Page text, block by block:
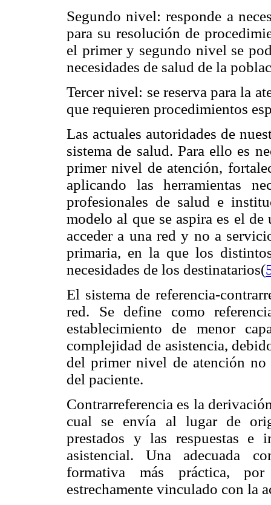
Segundo nivel: responde a
para su resolución de
el primer y segundo nivel se
necesidades de salud de la
Tercer nivel: se reserva para la
que requieren procedimientos
Las actuales autoridades de
sistema de salud. Para ello es
primer nivel de atención,
aplicando las herramientas
profesionales de salud e
modelo al que se aspira es el de
acceder a una red y no a
primaria, en la que los
necesidades de los destinatarios(
El sistema de referencia-
red. Se define como
establecimiento de menor
complejidad de asistencia,
del primer nivel de atención no
del paciente.
Contrarreferencia es la
cual se envía al lugar de
prestados y las respuestas e
asistencial. Una adecuada
formativa más práctica,
estrechamente vinculado con la